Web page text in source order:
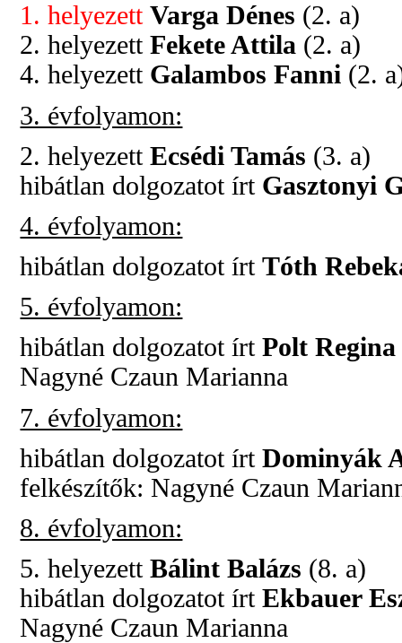
1. helyezett Varga Dénes (2. a)
2. helyezettFekete Attila (2. a)
4. helyezett Galambos Fanni (2.
3. évfolyamon:
2. helyezettEcsédi Tamás (3. a)
hibátlan dolgozatot írt Gasztonyi
4. évfolyamon:
hibátlan dolgozatot írtTóth
5. évfolyamon:
hibátlan dolgozatot írtPolt Regina
Nagyné Czaun Marianna
7. évfolyamon:
hibátlan dolgozatot írtDominyák
felkészítők: Nagyné Czaun
8. évfolyamon:
5. helyezettBálint Balázs (8. a)
hibátlan dolgozatot írtEkbauer
Nagyné Czaun Marianna